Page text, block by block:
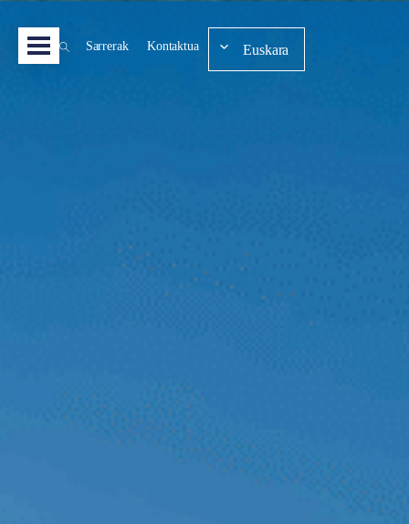
Sarrerak Kontaktua Euskara